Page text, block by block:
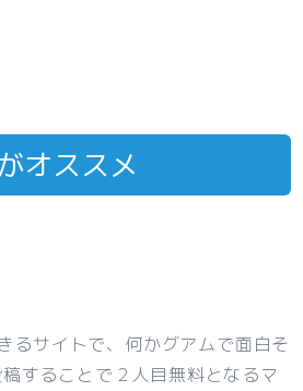
オススメ
るサイトで、何かグアムで面白そ
することで２人目無料となるマ